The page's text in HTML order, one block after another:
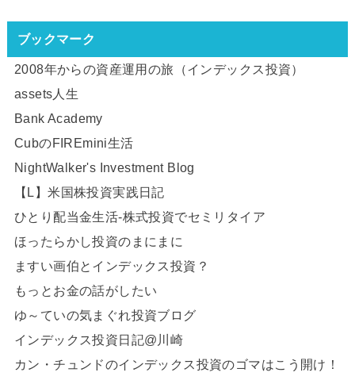
ブックマーク
2008年からの資産運用の旅（インデックス投資）
assets人生
Bank Academy
CubのFIREmini生活
NightWalker's Investment Blog
【L】米国株投資実践日記
ひとり配当金生活-株式投資でセミリタイア
ほったらかし投資のまにまに
ますい画伯とインデックス投資？
もっとお金の話がしたい
ゆ～ていの気まぐれ投資ブログ
インデックス投資日記@川崎
カン・チュンドのインデックス投資のゴマはこう開け！